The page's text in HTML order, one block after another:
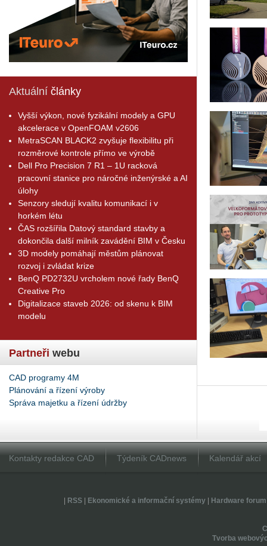
Aktuální články
Vyšší výkon, nové fyzikální modely a GPU
akcelerace v OpenFOAM v2606
MetraSCAN BLACK2 zvyšuje flexibilitu při
rozměrové kontrole přímo ve výrobě
Dell Pro Precision 7 R1 – 1U racková
pracovní stanice pro náročné inženýrské a AI
úlohy
Senzory sledují kvalitu komunikací i v
horkém létu
ČAS rozšířila Datový standard stavby a
dokončila další milník zavádění BIM v Česku
3D modely pomáhají městům plánovat
rozvoj i zvládat krize
BenQ PD2732U vrcholem nové řady BenQ
Creative Pro
Digitalizace staveb 2026: od skenu k BIM
modelu
Partneři webu
CAD programy 4M
Plánování a řízení výroby
Správa majetku a řízení údržby
Kontakty redakce CAD Týdeník CADnews Kalendář akcí
RSS| Ekonomické a informační systémy| Hardware forum
Tvorba